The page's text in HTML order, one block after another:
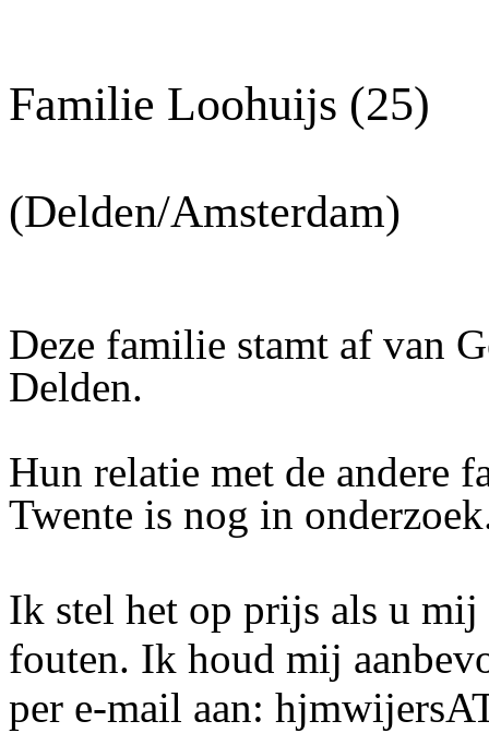
Familie Loohuijs (25)
(Delden/Amsterdam)
Deze familie stamt af van
Delden.
Hun relatie met de andere
Twente is nog in
Ik stel het op prijs als u mij
fouten. Ik houd mij
per e-mail aan: